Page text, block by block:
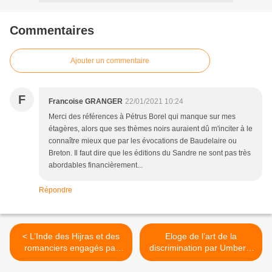
Commentaires
Ajouter un commentaire
F Francoise GRANGER 22/01/2021 10:24
Merci des références à Pétrus Borel qui manque sur mes
étagères, alors que ses thèmes noirs auraient dû m'inciter à le
connaître mieux que par les évocations de Baudelaire ou
Breton. Il faut dire que les éditions du Sandre ne sont pas très
abordables financièrement...
Répondre
< L’Inde des Hijras et des
romanciers engagés par
Arundhati Roy, Anosh Irani
Eloge de l’art de la
discrimination par Umberto
Eco : Chroniques d’une